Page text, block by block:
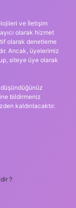
ve İletişim
olarak hizmet
olarak denetleme
Ancak, üyelerimiz
siteye üye olarak
bildirmeniz
kaldırılacaktır.
?